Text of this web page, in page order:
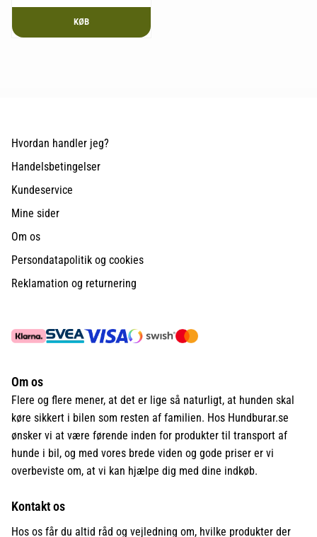
KØB
Hvordan handler jeg?
Handelsbetingelser
Kundeservice
Mine sider
Om os
Persondatapolitik og cookies
Reklamation og returnering
Om os
Flere og flere mener, at det er lige så naturligt, at hunden skal
køre sikkert i bilen som resten af familien. Hos Hundburar.se
ønsker vi at være førende inden for produkter til transport af
hunde i bil, og med vores brede viden og gode priser er vi
overbeviste om, at vi kan hjælpe dig med dine indkøb.
Kontakt os
Hos os får du altid råd og vejledning om, hvilke produkter der